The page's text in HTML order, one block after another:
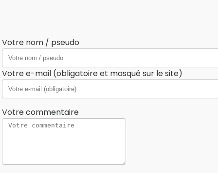
Votre nom / pseudo
Votre e-mail (obligatoire et masqué sur le site)
Votre commentaire